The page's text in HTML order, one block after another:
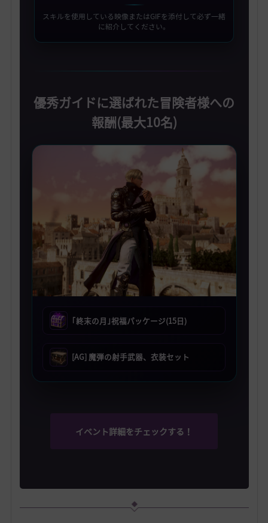
スキルを使用している映像またはGIFを添付して必ず一緒
に紹介してください。
優秀ガイドに選ばれた冒険者様への
報酬(最大10名)
｢終末の月｣祝福パッケージ(15日)
[AG] 魔弾の射手武器、衣装セット
イベント詳細をチェックする！